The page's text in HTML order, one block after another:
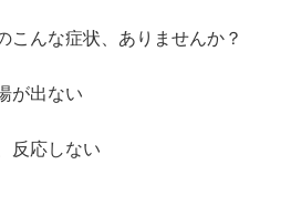
こんな症状、ありませんか？
が出ない
反応しない